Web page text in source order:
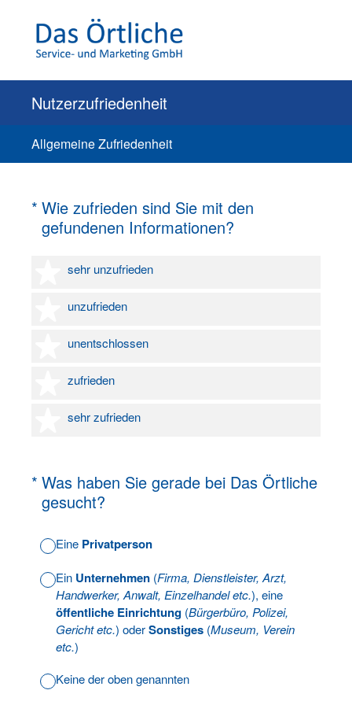
Nutzerzufriedenheit
Allgemeine Zufriedenheit
* Wie zufrieden sind Sie mit den
gefundenen Informationen?
(Erforderlich.)
sehr unzufrieden
1 Stern
unzufrieden
2 Sterne
unentschlossen
3 Sterne
zufrieden
4 Sterne
sehr zufrieden
5 Sterne
* Was haben Sie gerade bei Das Örtliche
gesucht?
(Erforderlich.)
Eine Privatperson
Ein Unternehmen (Firma, Dienstleister, Arzt,
Handwerker, Anwalt, Einzelhandel etc.), eine
öffentliche Einrichtung (Bürgerbüro, Polizei,
Gericht etc.) oderSonstiges (Museum, Verein
etc.)
Keine der oben genannten